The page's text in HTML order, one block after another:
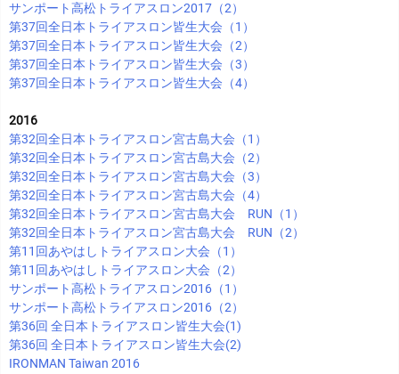
サンポート高松トライアスロン2017（2）
第37回全日本トライアスロン皆生大会（1）
第37回全日本トライアスロン皆生大会（2）
第37回全日本トライアスロン皆生大会（3）
第37回全日本トライアスロン皆生大会（4）
2016
第32回全日本トライアスロン宮古島大会（1）
第32回全日本トライアスロン宮古島大会（2）
第32回全日本トライアスロン宮古島大会（3）
第32回全日本トライアスロン宮古島大会（4）
第32回全日本トライアスロン宮古島大会 RUN（1）
第32回全日本トライアスロン宮古島大会 RUN（2）
第11回あやはしトライアスロン大会（1）
第11回あやはしトライアスロン大会（2）
サンポート高松トライアスロン2016（1）
サンポート高松トライアスロン2016（2）
第36回 全日本トライアスロン皆生大会(1)
第36回 全日本トライアスロン皆生大会(2)
IRONMAN Taiwan 2016